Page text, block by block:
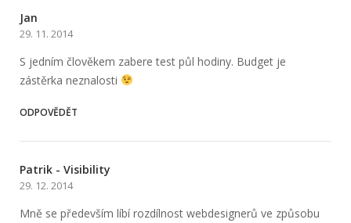
Jan
29. 11. 2014
S jedním člověkem zabere test půl hodiny. Budget je
zástěrka neznalosti
ODPOVĚDĚT
Patrik - Visibility
29. 12. 2014
Mně se především líbí rozdílnost webdesignerů ve způsobu